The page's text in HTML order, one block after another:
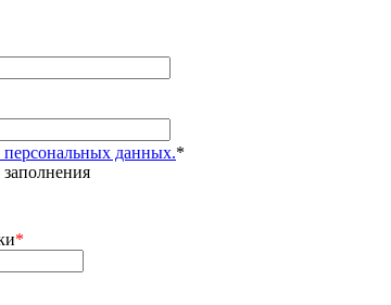
персональных данных.*
заполнения
*